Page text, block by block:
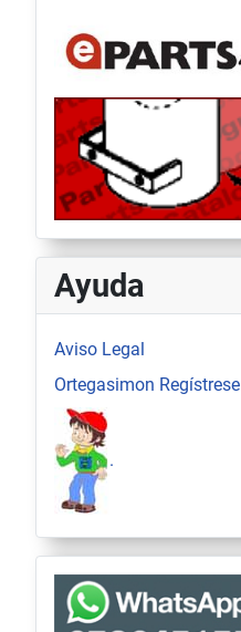
Ayuda
Aviso Legal
Ortegasimon Regístrese
.